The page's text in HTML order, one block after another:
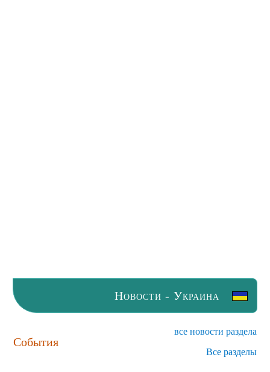
Новости - Украина
События
все новости раздела
Все разделы